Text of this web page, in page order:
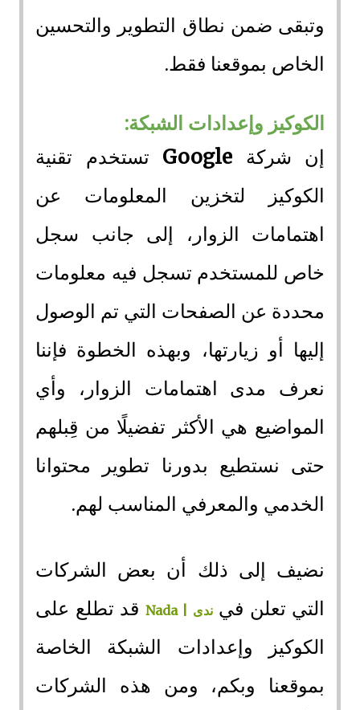
وتبقى ضمن نطاق التطوير والتحسين
الخاص بموقعنا فقط.
الكوكيز وإعدادات الشبكة:
إن شركة Google تستخدم تقنية
الكوكيز لتخزين المعلومات عن
اهتمامات الزوار، إلى جانب سجل
خاص للمستخدم تسجل فيه معلومات
محددة عن الصفحات التي تم الوصول
إليها أو زيارتها، وبهذه الخطوة فإننا
نعرف مدى اهتمامات الزوار، وأي
المواضيع هي الأكثر تفضيلًا من قِبلهم
حتى نستطيع بدورنا تطوير محتوانا
الخدمي والمعرفي المناسب لهم.
نضيف إلى ذلك أن بعض الشركات
التي تعلن فيندى | Nada
قد تطلع على
الكوكيز وإعدادات الشبكة الخاصة
بموقعنا وبكم، ومن هذه الشركات